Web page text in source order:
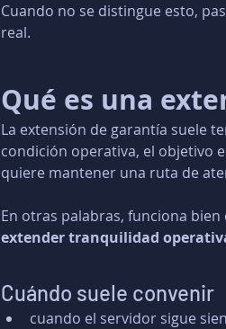
Cuando no se distingue esto,
real.
Qué es una
La extensión de garantía suele
condición operativa, el objetivo
quiere mantener una ruta de
En otras palabras, funciona
extender tranquilidad
Cuándo suele convenir
cuando el servidor sigue